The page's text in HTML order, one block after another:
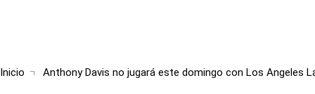
Breadcrumb
Inicio Anthony Davis no jugará este domingo con Los Angeles